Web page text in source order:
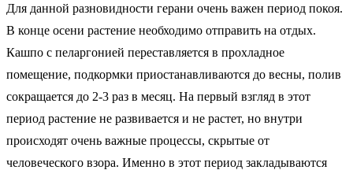
Для данной разновидности герани очень важен период покоя.
В конце осени растение необходимо отправить на отдых.
Кашпо с пеларгонией переставляется в прохладное
помещение, подкормки приостанавливаются до весны, полив
сокращается до 2-3 раз в месяц. На первый взгляд в этот
период растение не развивается и не растет, но внутри
происходят очень важные процессы, скрытые от
человеческого взора. Именно в этот период закладываются